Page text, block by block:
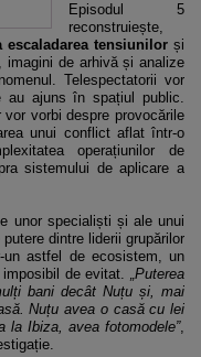
Episodul 5
reconstruiește,
escaladarea tensiunilorși
imagini de arhivă și analize
Telespectatorii vor
au ajuns în spațiul public.
vorbi despre provocările
unui conflict aflat într-o
operațiunilor de
sistemului de aplicare a
unor specialiști și ale unui
dintre liderii grupărilor
astfel de ecosistem, un
de evitat. „Puterea
bani decât Nuțu și, mai
Nuțu avea o casă cu lei
la Ibiza, avea fotomodele”,